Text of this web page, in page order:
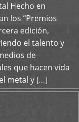
Hecho en
los “Premios
edición,
el talento y
de
que hacen vida
metal y […]